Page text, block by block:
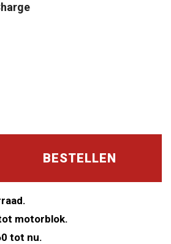
BESTELLEN
motorblok.
tot nu.